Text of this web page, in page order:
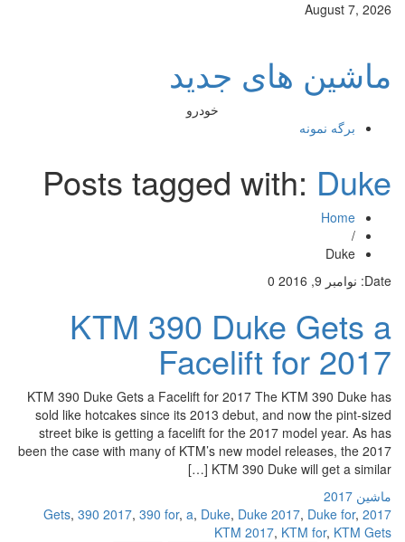
August 7, 2026
ماشین های جدید
خودرو
برگه نمونه
Posts tagged with:Duke
Home
/
Duke
Date: نوامبر 9, 2016 0
KTM 390 Duke Gets a
Facelift for 2017
KTM 390 Duke Gets a Facelift for 2017 The KTM 390 Duke has
sold like hotcakes since its 2013 debut, and now the pint-sized
street bike is getting a facelift for the 2017 model year. As has
been the case with many of KTM’s new model releases, the 2017
KTM 390 Duke will get a similar […]
ماشین 2017
2017 Gets
,390 2017,390 for, a,Duke,Duke 2017,Duke for,
KTM 2017,KTM for,KTM Gets